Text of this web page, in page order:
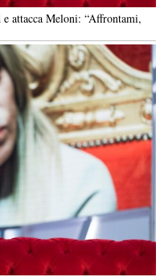
attacca Meloni: “Affrontami,